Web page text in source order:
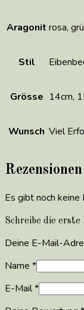
Aragonit rosa,
Stil
Grösse 14cm,
Wunsch Viel
Rezensionen
Es gibt noch keine
Schreibe die
Deine E-Mail-
Name *
E-Mail*